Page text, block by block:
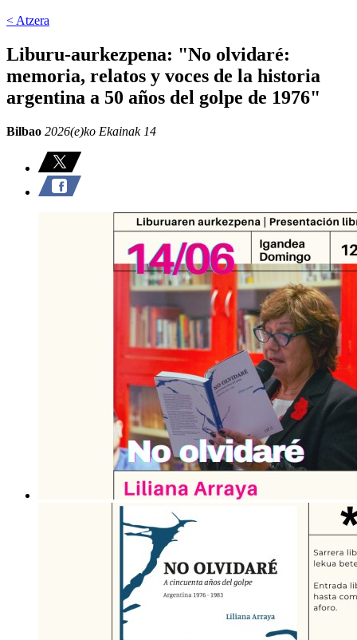
< Atzera
Liburu-aurkezpena: "No olvidaré:
memoria, relatos y voces de la historia
argentina a 50 años del golpe de 1976"
Bilbao 2026(e)ko Ekainak 14